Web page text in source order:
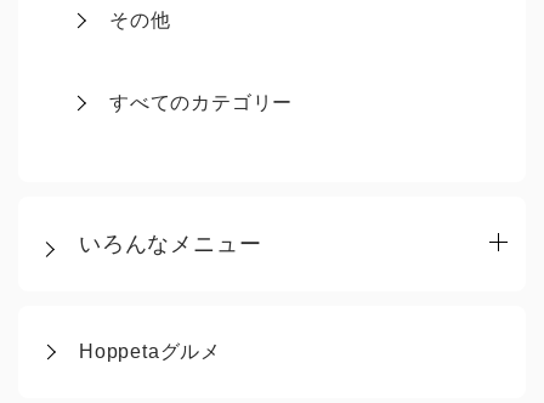
その他
すべてのカテゴリー
いろんなメニュー
Hoppetaグルメ